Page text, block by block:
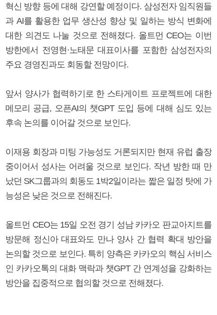
혁신 방향 등에 대해 강연할 예정이다. 삼성전자 임직원들
과 AI를 활용한 업무 생산성 향상 및 일하는 방식 변화에
대한 의견도 나눌 것으로 전해졌다. 올트먼 CEO는 이번
방한에서 전영현·노태문 대표이사를 포함한 삼성전자의
주요 경영진과도 회동할 전망이다.
앞서 양사가 협력하기로 한 스타게이트 프로젝트에 대한
메모리 공급, 오픈AI의 챗GPT 도입 등에 대해 심도 있는
후속 논의를 이어갈 것으로 보인다.
이재용 회장과 미팅 가능성도 거론되지만 현재 유럽 출장
중이어서 성사는 어려울 것으로 보인다. 작년 방한 때 만
났던 SK그룹과의 회동도 1박2일이라는 짧은 일정 탓에 가
능성은 낮은 것으로 전해진다.
올트먼 CEO는 15일 오전 경기 성남 카카오 판교아지트를
방문해 정신아 대표와도 만나 양사 간 협력 확대 방안을
논의할 것으로 보인다. 특히 양측은 카카오의 핵심 서비스
인 카카오톡의 대화 맥락과 챗GPT 간 연계성을 강화하는
방안을 집중적으로 협의할 것으로 전해졌다.